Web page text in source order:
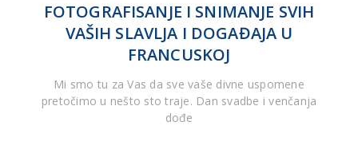
FOTOGRAFISANJE I SNIMANJE SVIH
VAŠIH SLAVLJA I DOGAĐAJA U
FRANCUSKOJ
Mi smo tu za Vas da sve vaše divne uspomene
pretočimo u nešto sto traje. Dan svadbe i venčanja
dođe